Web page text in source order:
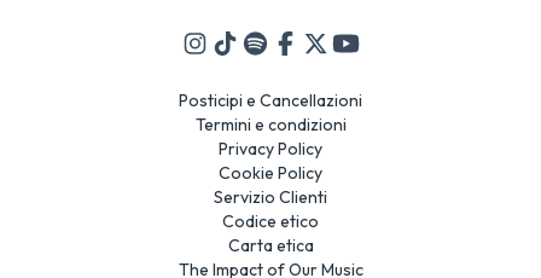
Posticipi e Cancellazioni
Termini e condizioni
Privacy Policy
Cookie Policy
Servizio Clienti
Codice etico
Carta etica
The Impact of Our Music